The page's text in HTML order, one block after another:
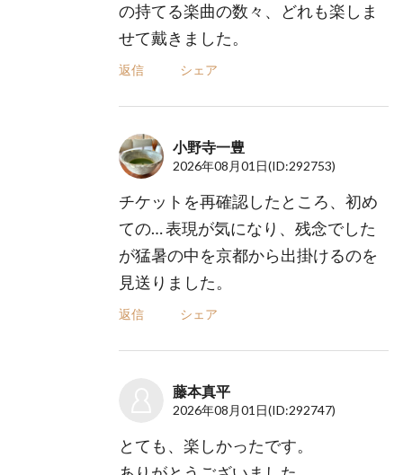
の持てる楽曲の数々、どれも楽しま
せて戴きました。
返信 シェア
小野寺一豊
2026年08月01日(ID:292753)
チケットを再確認したところ、初め
ての… 表現が気になり、残念でした
が猛暑の中を京都から出掛けるのを
見送りました。
返信 シェア
藤本真平
2026年08月01日(ID:292747)
とても、楽しかったです。